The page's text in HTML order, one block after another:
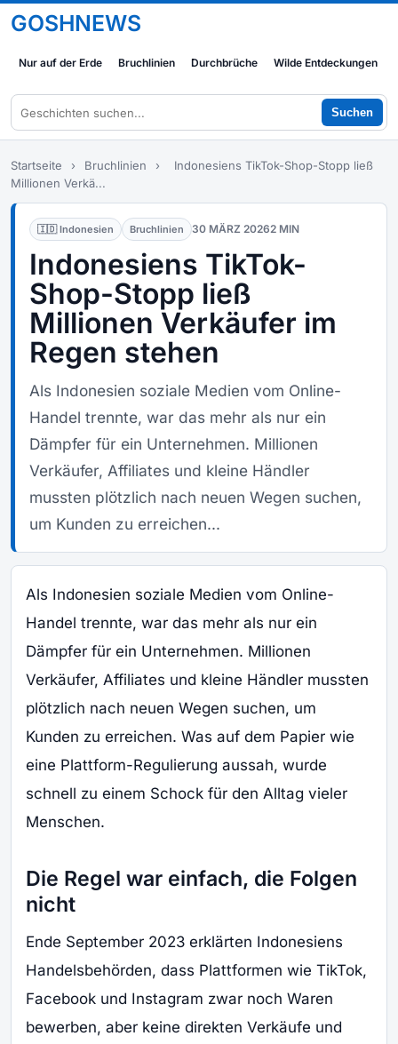
GOSHNEWS
Nur auf der Erde Bruchlinien Durchbrüche Wilde Entdeckungen
Suchen
Startseite › Bruchlinien ›
Indonesiens TikTok-Shop-Stopp ließ
Millionen Verkä...
🇮🇩 Indonesien Bruchlinien 30 MÄRZ 20262 MIN
Indonesiens TikTok-
Shop-Stopp ließ
Millionen Verkäufer im
Regen stehen
Als Indonesien soziale Medien vom Online-
Handel trennte, war das mehr als nur ein
Dämpfer für ein Unternehmen. Millionen
Verkäufer, Affiliates und kleine Händler
mussten plötzlich nach neuen Wegen suchen,
um Kunden zu erreichen...
Als Indonesien soziale Medien vom Online-
Handel trennte, war das mehr als nur ein
Dämpfer für ein Unternehmen. Millionen
Verkäufer, Affiliates und kleine Händler mussten
plötzlich nach neuen Wegen suchen, um
Kunden zu erreichen. Was auf dem Papier wie
eine Plattform-Regulierung aussah, wurde
schnell zu einem Schock für den Alltag vieler
Menschen.
Die Regel war einfach, die Folgen
nicht
Ende September 2023 erklärten Indonesiens
Handelsbehörden, dass Plattformen wie TikTok,
Facebook und Instagram zwar noch Waren
bewerben, aber keine direkten Verkäufe und